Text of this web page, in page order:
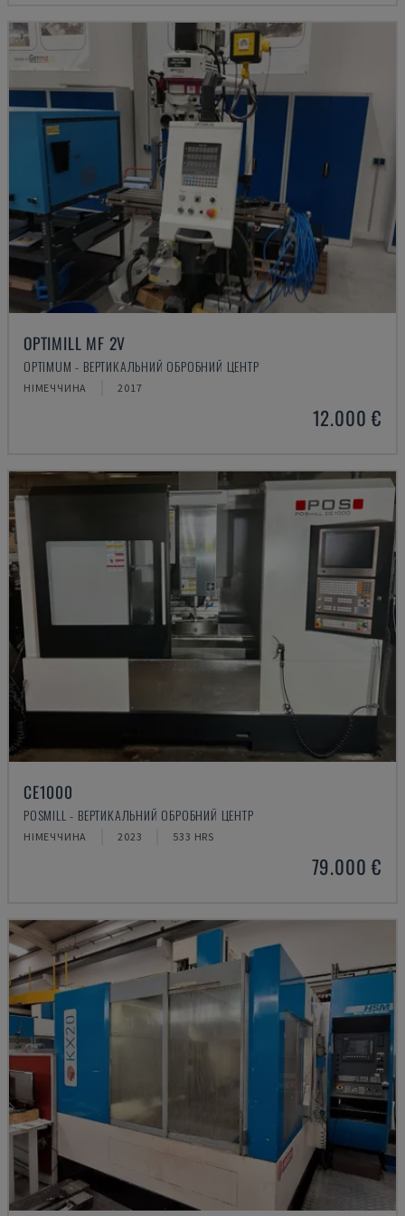
OPTIMILL MF 2V
OPTIMUM - ВЕРТИКАЛЬНИЙ ОБРОБНИЙ ЦЕНТР
НІМЕЧЧИНА 2017
12.000 €
CE1000
POSMILL - ВЕРТИКАЛЬНИЙ ОБРОБНИЙ ЦЕНТР
НІМЕЧЧИНА 2023 533 HRS
79.000 €